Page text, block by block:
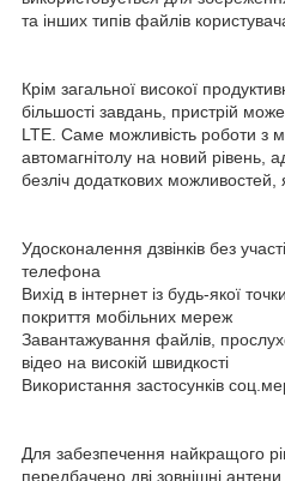
та інших типів файлів
Крім загальної високої
більшості завдань, пристрій
LTE. Саме можливість роботи з
автомагнітолу на новий рівень,
безліч додаткових можливостей,
Удосконалення дзвінків без
телефона
Вихід в інтернет із будь-якої
покриття мобільних мереж
Завантажування файлів,
відео на високій швидкості
Використання застосунків
Для забезпечення найкращого
передбачено дві зовнішні